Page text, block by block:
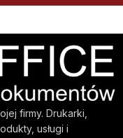
firmy. Drukarki,
usługi i